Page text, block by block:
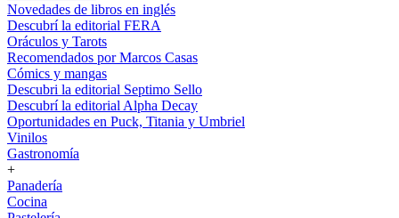
Novedades de libros en inglés
Descubrí la editorial FERA
Oráculos y Tarots
Recomendados por Marcos Casas
Cómics y mangas
Descubri la editorial Septimo Sello
Descubrí la editorial Alpha Decay
Oportunidades en Puck, Titania y Umbriel
Vinilos
Gastronomía
+
Panadería
Cocina